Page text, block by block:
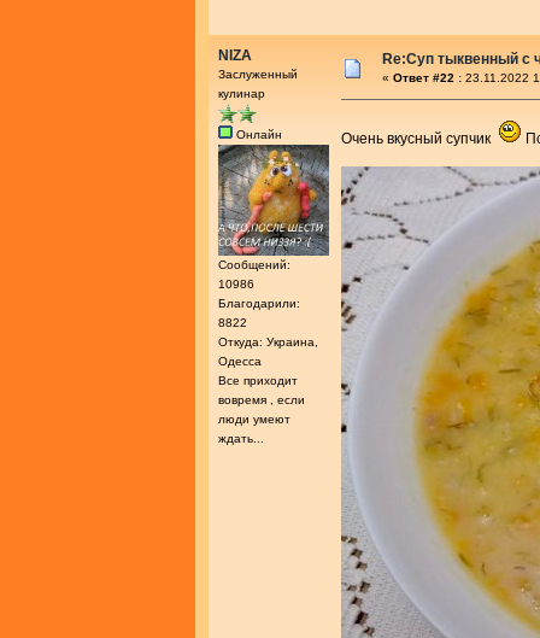
NIZA
Заслуженный
кулинар
Онлайн
Сообщений:
10986
Благодарили:
8822
Откуда: Украина,
Одесса
Все приходит
вовремя , если
люди умеют
ждать...
Re:Суп тыквенный с
« Ответ #22 : 23.11.2022
Очень вкусный супчик